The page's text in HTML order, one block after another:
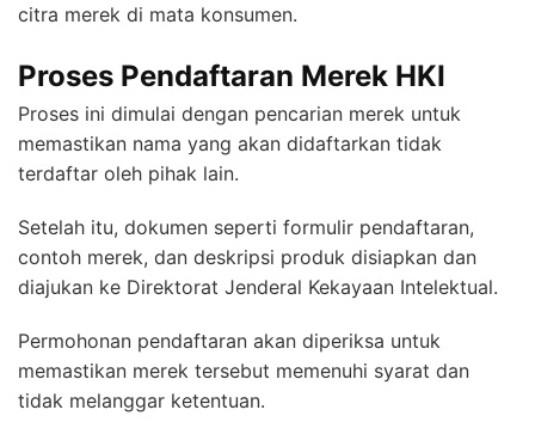
citra merek di mata konsumen.
Proses Pendaftaran Merek HKI
Proses ini dimulai dengan pencarian merek untuk
memastikan nama yang akan didaftarkan tidak
terdaftar oleh pihak lain.
Setelah itu, dokumen seperti formulir pendaftaran,
contoh merek, dan deskripsi produk disiapkan dan
diajukan ke Direktorat Jenderal Kekayaan Intelektual.
Permohonan pendaftaran akan diperiksa untuk
memastikan merek tersebut memenuhi syarat dan
tidak melanggar ketentuan.